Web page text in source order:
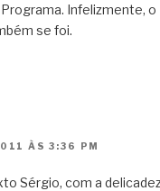
Infelizmente, o
se foi.
ÀS 3:36 PM
Sérgio, com a